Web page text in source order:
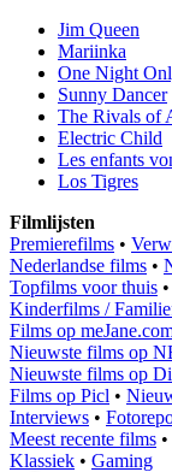
Jim Queen
Mariinka
One Night
Sunny Dancer
The Rivals of
Electric Child
Les enfants
Los Tigres
Filmlijsten
Premierefilms •
Nederlandse films •
Topfilms voor thuis •
Kinderfilms /
Films op
Nieuwste films op
Nieuwste films op
Films op Picl •
Interviews •
Meest recente films •
Klassiek • Gaming